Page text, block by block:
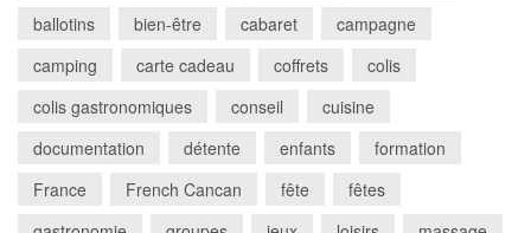
ballotins
bien-être cabaret
campagne
camping
carte cadeau coffrets
colis
colis gastronomiques
conseil
cuisine
documentation
détente enfants
formation
France
French Cancan fête
fêtes